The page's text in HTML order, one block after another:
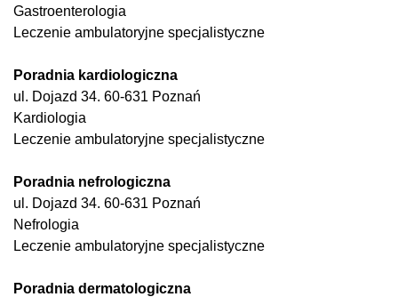
Gastroenterologia
Leczenie ambulatoryjne specjalistyczne
Poradnia kardiologiczna
ul. Dojazd 34. 60-631 Poznań
Kardiologia
Leczenie ambulatoryjne specjalistyczne
Poradnia nefrologiczna
ul. Dojazd 34. 60-631 Poznań
Nefrologia
Leczenie ambulatoryjne specjalistyczne
Poradnia dermatologiczna